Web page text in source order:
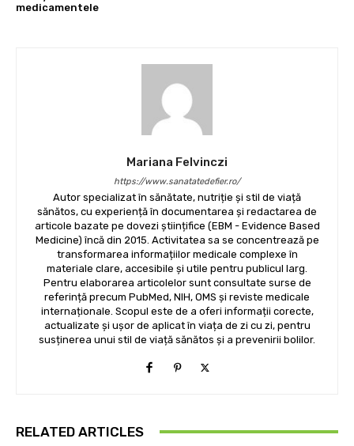
medicamentele
Mariana Felvinczi
https://www.sanatatedefier.ro/
Autor specializat în sănătate, nutriție și stil de viață
sănătos, cu experiență în documentarea și redactarea de
articole bazate pe dovezi științifice (EBM - Evidence Based
Medicine) încă din 2015. Activitatea sa se concentrează pe
transformarea informațiilor medicale complexe în
materiale clare, accesibile și utile pentru publicul larg.
Pentru elaborarea articolelor sunt consultate surse de
referință precum PubMed, NIH, OMS și reviste medicale
internaționale. Scopul este de a oferi informații corecte,
actualizate și ușor de aplicat în viața de zi cu zi, pentru
susținerea unui stil de viață sănătos și a prevenirii bolilor.
RELATED ARTICLES